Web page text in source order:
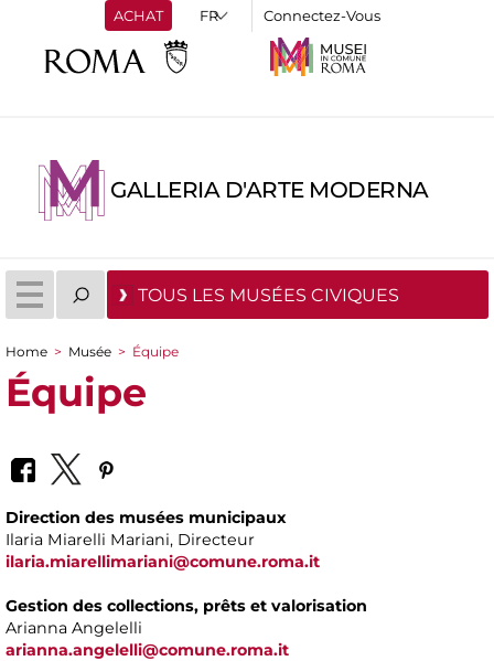
ACHAT Connectez-Vous
GALLERIA D'ARTE MODERNA
TOUS LES MUSÉES CIVIQUES
You are here
Home > Musée > Équipe
Équipe
Direction des musées municipaux
Ilaria Miarelli Mariani, Directeur
ilaria.miarellimariani@comune.roma.it
Gestion des collections, prêts et valorisation
Arianna Angelelli
arianna.angelelli@comune.roma.it